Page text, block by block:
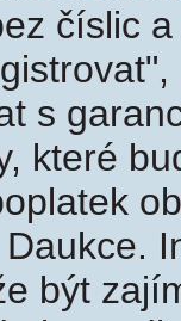
číslic
s
které
být